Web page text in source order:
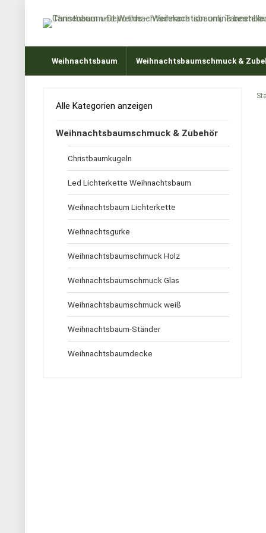
Weihnachtsbaum Weihnachtsbaumschmuck &
Alle Kategorien anzeigen
Weihnachtsbaumschmuck & Zubehör
Christbaumkugeln
Led Lichterkette Weihnachtsbaum
Weihnachtsbaum Lichterkette
Weihnachtsgurke
Weihnachtsbaumschmuck Holz
Weihnachtsbaumschmuck Glas
Weihnachtsbaumschmuck weiß
Weihnachtsbaum-Ständer
Weihnachtsbaumdecke